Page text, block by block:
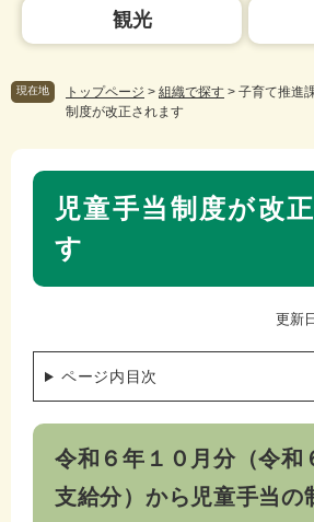
観光
現在地 トップページ > 組織で探す > 子育て推進
制度が改正されます
本
児童手当制度が改
す
更新
ページ内目次
令和６年１０月分（令和
支給分）から児童手当の